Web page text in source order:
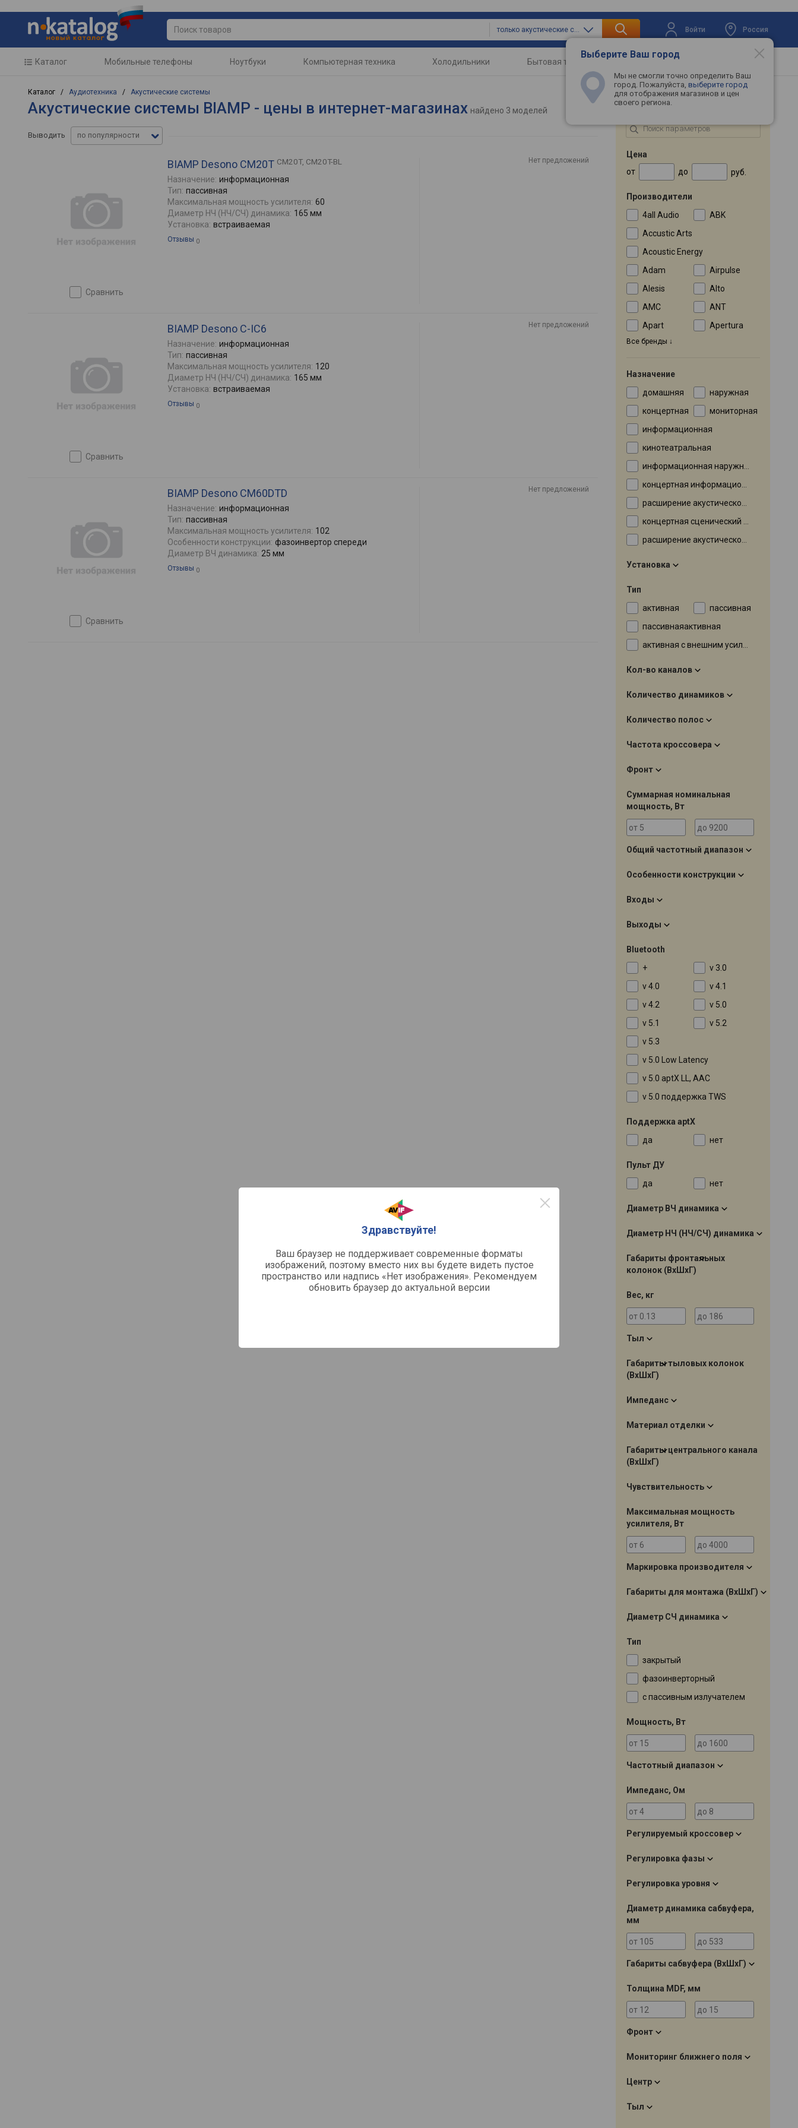
только акустические системы Войти Россия
Выберите Ваш город
Мы не смогли точно определить Ваш
город. Пожалуйста, выберите город
для отображения магазинов и цен
своего региона.
Здравствуйте!
Ваш браузер не поддерживает современные форматы
изображений, поэтому вместо них вы будете видеть пустое
пространство или надпись «Нет изображения». Рекомендуем
обновить браузер до актуальной версии
Каталог Мобильные телефоны Ноутбуки Компьютерная техника Холодильники Бытовая техника Телевизоры
Каталог / Аудиотехника / Акустические системы
Акустические системы BIAMP - цены в интернет-магазинах найдено 3 моделей
Выводить по популярности
сравнить
BIAMP Desono CM20T CM20T, CM20T-BL
Назначение: информационная
Тип: пасcивная
Максимальная мощность усилителя: 60
Диаметр НЧ (НЧ/СЧ) динамика: 165 мм
Установка: встраиваемая
Отзывы 0
Нет предложений
сравнить
BIAMP Desono C-IC6
Назначение: информационная
Тип: пасcивная
Максимальная мощность усилителя: 120
Диаметр НЧ (НЧ/СЧ) динамика: 165 мм
Установка: встраиваемая
Отзывы 0
Нет предложений
сравнить
BIAMP Desono CM60DTD
Назначение: информационная
Тип: пасcивная
Максимальная мощность усилителя: 102
Особенности конструкции: фазоинвертор спереди
Диаметр ВЧ динамика: 25 мм
Отзывы 0
Нет предложений
ПОДБОР ПО ПАРАМЕТРАМ
Цена
от
до руб.
Производители
4all Audio
ABK
Accustic Arts
Acoustic Energy
Adam
Airpulse
Alesis
Alto
AMC
ANT
Apart
Apertura
Все бренды
Назначение
домашняя
наружная
концертная
мониторная
информационная
кинотеатральная
информационная наружная
концертная информационная
расширение акустической системы
концертная сценический монитор
расширение акустической системы Dolby Atmos
Установка
Тип
активная
пасcивная
пассивнаяактивная
активная с внешним усилителем
Кол-во каналов
Количество динамиков
Количество полос
Частота кроссовера
Фронт
Суммарная номинальная
мощность, Вт
Общий частотный диапазон
Особенности конструкции
Входы
Выходы
Bluetooth
+
v 3.0
v 4.0
v 4.1
v 4.2
v 5.0
v 5.1
v 5.2
v 5.3
v 5.0 Low Latency
v 5.0 aptX LL, AAC
v 5.0 поддержка TWS
Поддержка aptX
да
нет
Пульт ДУ
да
нет
Диаметр ВЧ динамика
Диаметр НЧ (НЧ/СЧ) динамика
Габариты фронтальных
колонок (ВхШхГ)
Вес, кг
Тыл
Габариты тыловых колонок
(ВхШхГ)
Импеданс
Материал отделки
Габариты центрального канала
(ВхШхГ)
Чувствительность
Максимальная мощность
усилителя, Вт
Маркировка производителя
Габариты для монтажа (ВхШхГ)
Диаметр СЧ динамика
Тип
закрытый
фазоинверторный
с пассивным излучателем
Мощность, Вт
Частотный диапазон
Импеданс, Ом
Регулируемый кроссовер
Регулировка фазы
Регулировка уровня
Диаметр динамика сабвуфера,
мм
Габариты сабвуфера (ВхШхГ)
Толщина MDF, мм
Фронт
Мониторинг ближнего поля
Центр
Тыл